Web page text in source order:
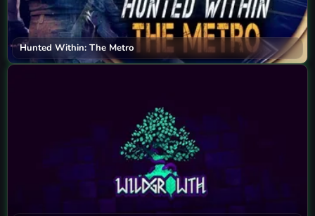
Hunted Within: The Metro